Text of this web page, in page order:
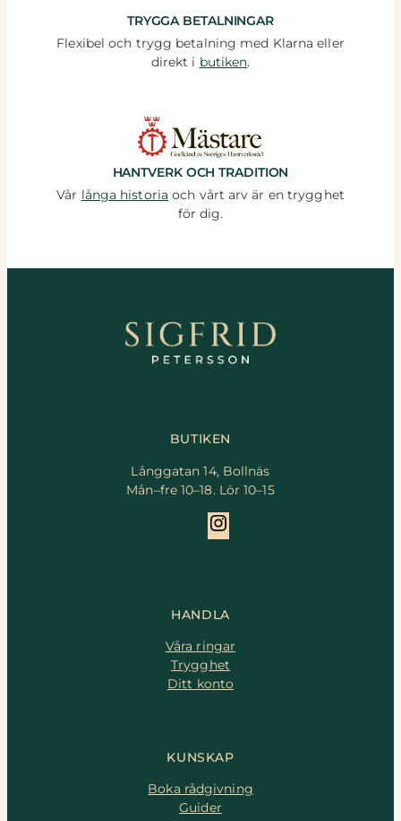
TRYGGA BETALNINGAR
Flexibel och trygg betalning med Klarna eller
direkt i butiken.
HANTVERK OCH TRADITION
Vår långa historia och vårt arv är en trygghet
för dig.
BUTIKEN
Långgatan 14, Bollnäs
Mån–fre 10–18. Lör 10–15
HANDLA
Våra ringar
Trygghet
Ditt konto
KUNSKAP
Boka rådgivning
Guider